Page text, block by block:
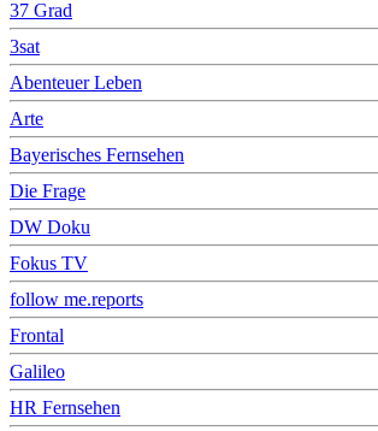
37 Grad
3sat
Abenteuer Leben
Arte
Bayerisches Fernsehen
Die Frage
DW Doku
Fokus TV
follow me.reports
Frontal
Galileo
HR Fernsehen